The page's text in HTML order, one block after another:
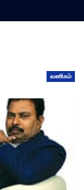
வணிகம்